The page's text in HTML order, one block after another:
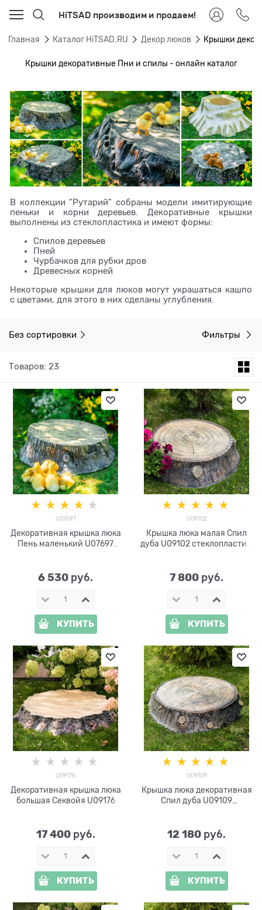
HiTSAD производим и продаем!
Главная Каталог HiTSAD.RU Декор люков Крышки
Крышки декоративные Пни и спилы - онлайн каталог
В коллекции "Рутарий" собраны модели имитирующие
пеньки и корни деревьев. Декоративные крышки
выполнены из стеклопластика и имеют формы:
Спилов деревьев
Пней
Чурбачков для рубки дров
Древесных корней
Некоторые крышки для люков могут украшаться кашпо
с цветами, для этого в них сделаны углубления.
Без сортировки Фильтры
Товаров: 23
U07697
Декоративная крышка люка
Пень маленький U07697
6 530 руб.
КУПИТЬ
U09102
Крышка люка малая Спил
дуба U09102 стеклопластик,
7 800 руб.
КУПИТЬ
U09176
Декоративная крышка люка
большая Секвойя U09176
17 400 руб.
КУПИТЬ
U09109
Крышка люка декоративная
Спил дуба U09109
12 180 руб.
КУПИТЬ